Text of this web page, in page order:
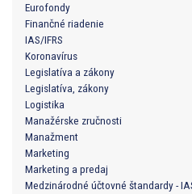
Eurofondy
Finančné riadenie
IAS/IFRS
Koronavírus
Legislatíva a zákony
Legislatíva, zákony
Logistika
Manažérske zručnosti
Manažment
Marketing
Marketing a predaj
Medzinárodné účtovné štandardy -